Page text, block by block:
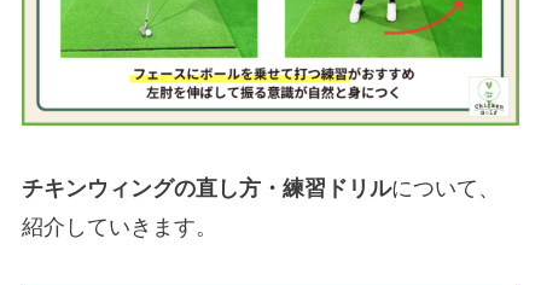
チキンウィングの直し方・練習ドリルについて、
紹介していきます。